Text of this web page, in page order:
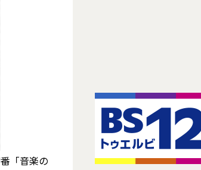
「音楽の